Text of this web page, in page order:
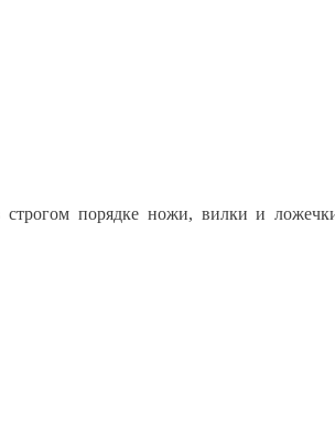
строгом порядке ножи, вилки и